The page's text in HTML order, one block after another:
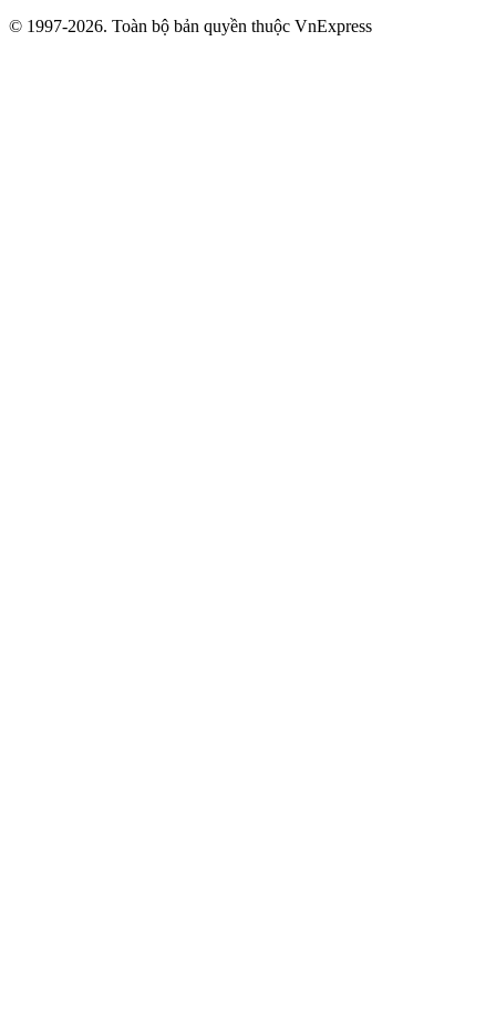
© 1997-2026. Toàn bộ bản quyền thuộc VnExpress